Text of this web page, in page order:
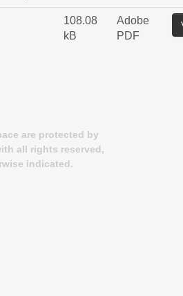
108.08
kB
Adobe
PDF
are protected by
all rights reserved,
indicated.